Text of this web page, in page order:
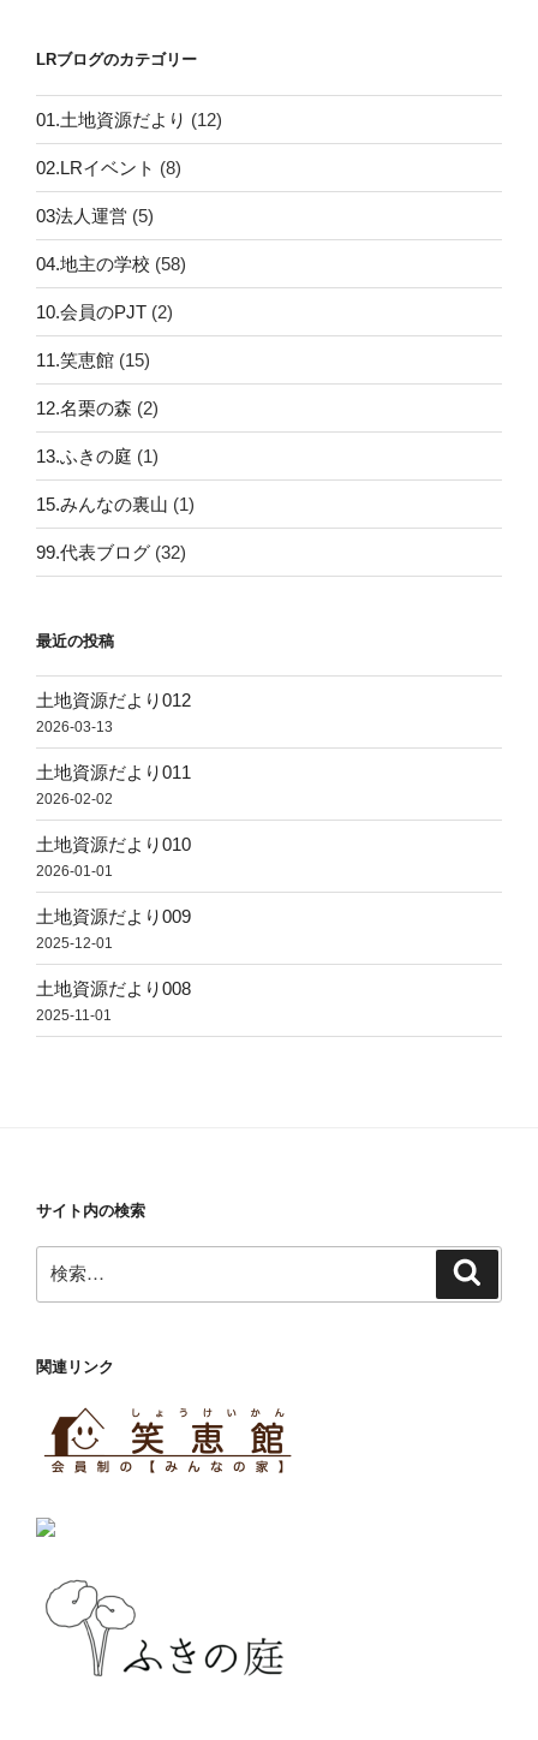
LRブログのカテゴリー
01.土地資源だより (12)
02.LRイベント (8)
03法人運営 (5)
04.地主の学校 (58)
10.会員のPJT (2)
11.笑恵館 (15)
12.名栗の森 (2)
13.ふきの庭 (1)
15.みんなの裏山 (1)
99.代表ブログ (32)
最近の投稿
土地資源だより012
2026-03-13
土地資源だより011
2026-02-02
土地資源だより010
2026-01-01
土地資源だより009
2025-12-01
土地資源だより008
2025-11-01
サイト内の検索
索:
関連リンク